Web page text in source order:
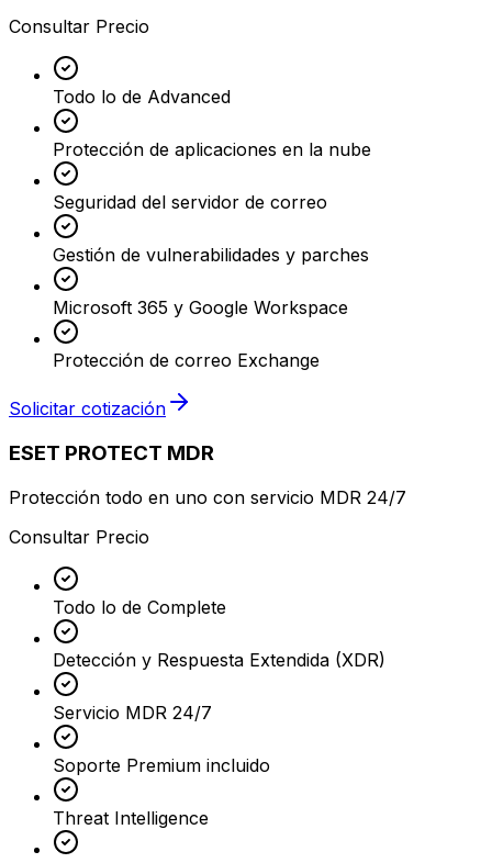
Consultar Precio
Todo lo de Advanced
Protección de aplicaciones en la nube
Seguridad del servidor de correo
Gestión de vulnerabilidades y parches
Microsoft 365 y Google Workspace
Protección de correo Exchange
Solicitar cotización
ESET PROTECT MDR
Protección todo en uno con servicio MDR 24/7
Consultar Precio
Todo lo de Complete
Detección y Respuesta Extendida (XDR)
Servicio MDR 24/7
Soporte Premium incluido
Threat Intelligence